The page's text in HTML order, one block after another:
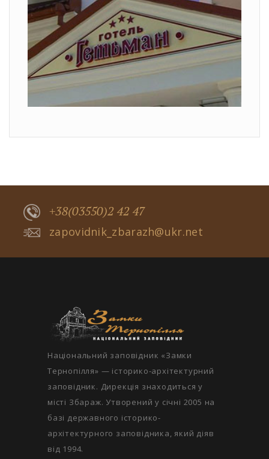
+38(03550)2 42 47
zapovidnik_zbarazh@ukr.net
Національний заповідник «Замки
Тернопілля» — історико-архітектурний
заповідник. Дирекція знаходиться у
місті Збараж. Утворений у січні 2005 на
базі державного історико-
архітектурного заповідника, який діяв
від 1994.